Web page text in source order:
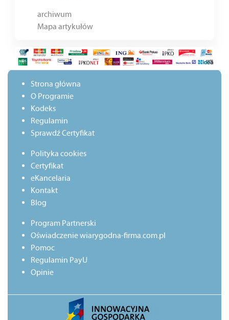
archiwum
Mapa artykułów
Strona główna
O Programie
Kodeks
Regulamin
Sprawdź Certyfikat
Polityka cookies
Certyfikat
eKancelaria
Kontakt
Blog
Program Partnerski
Oświadczenie wiarygodna-firma.com.pl
Pomoc
Regulamin PayU
Opinie